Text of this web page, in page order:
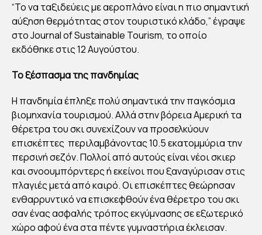
“Το να ταξιδεύεις με αεροπλάνο είναι η πιο σημαντική
αύξηση θερμότητας στον τουριστικό κλάδο,” έγραψε
στο Journal of Sustainable Tourism, το οποίο
εκδόθηκε στις 12 Αυγούστου.
Το ξέσπασμα της πανδημίας
Η πανδημία έπληξε πολύ σημαντικά την παγκόσμια
βιομηχανία τουρισμού. Αλλά στην βόρεια Αμερική τα
θέρετρα του σκι συνεχίζουν να προσελκύουν
επισκέπτες περιλαμβάνοντας 10.5 εκατομμύρια την
περσινή σεζόν. Πολλοί από αυτούς είναι νέοι σκιερ
και σνοουμπόρντερς ή εκείνοι που ξαναγύρισαν στις
πλαγιές μετά από καιρό. Οι επισκέπτες θεώρησαν
ενθαρρυντικό να επισκεφθούν ένα θέρετρο του σκι
σαν ένας ασφαλής τρόπος εκγύμνασης σε εξωτερικό
χώρο αφού ένα στα πέντε γυμναστήρια έκλεισαν.